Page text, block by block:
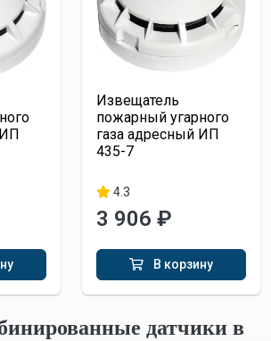
Извещатель
пожарный угарного
газа адресный ИП
435-7
4.3
3 906 ₽
В корзину
датчики в